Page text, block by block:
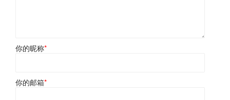
你的昵称*
你的邮箱*